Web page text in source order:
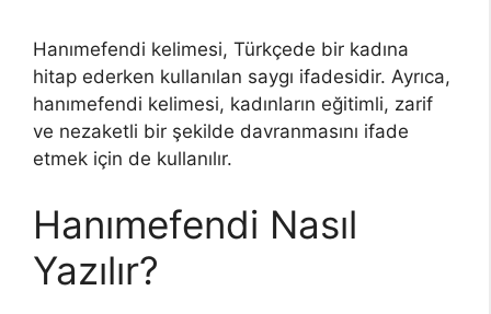
Hanımefendi kelimesi, Türkçede bir kadına
hitap ederken kullanılan saygı ifadesidir. Ayrıca,
hanımefendi kelimesi, kadınların eğitimli, zarif
ve nezaketli bir şekilde davranmasını ifade
etmek için de kullanılır.
Hanımefendi Nasıl
Yazılır?